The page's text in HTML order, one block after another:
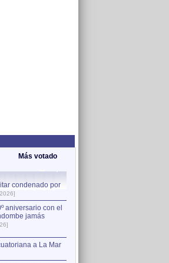
Más votado
condenado por
aniversario con el
jamás
a La Mar